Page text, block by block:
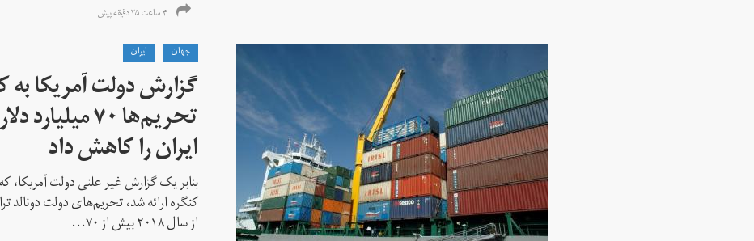
۴ ساعت ۲۵ دقیقه پیش
جهان
ايران
گزارش دولت آمریکا به
تحریم‌ها ۷۰
ایران را کاهش داد
بنابر یک گزارش غیر علنی دولت آمریکا،
کنگره ارائه شد، تحریم‌های دولت
از سال ۲۰۱۸ بیش از ۷۰...